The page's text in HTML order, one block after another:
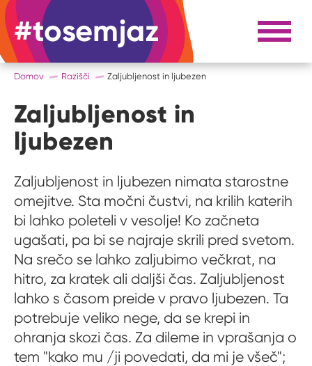
#tosemjaz #to sem jaz Razpri
Domov Razišči Zaljubljenost in ljubezen
Zaljubljenost in
ljubezen
Zaljubljenost in ljubezen nimata starostne
omejitve. Sta močni čustvi, na krilih katerih
bi lahko poleteli v vesolje! Ko začneta
ugašati, pa bi se najraje skrili pred svetom.
Na srečo se lahko zaljubimo večkrat, na
hitro, za kratek ali daljši čas. Zaljubljenost
lahko s časom preide v pravo ljubezen. Ta
potrebuje veliko nege, da se krepi in
ohranja skozi čas. Za dileme in vprašanja o
tem "kako mu /ji povedati, da mi je všeč";